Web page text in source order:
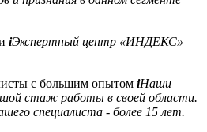
iЭкспертный центр «ИНДЕКС»
с большим опытом iНаши
стаж работы в своей области.
специалиста - более 15 лет.